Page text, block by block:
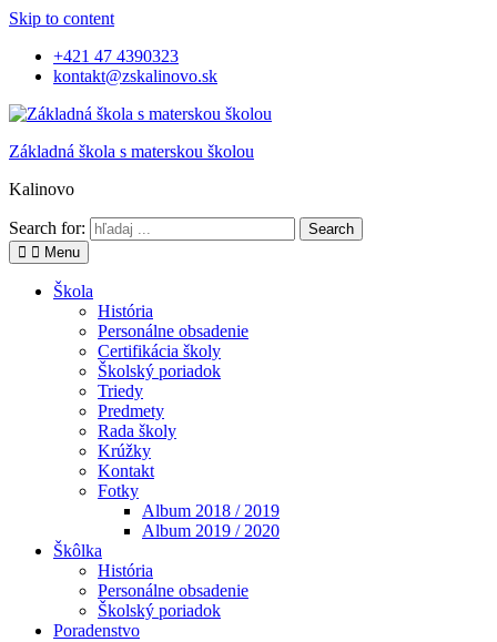
Skip to content
+421 47 4390323
kontakt@zskalinovo.sk
Základná škola s materskou školou
Kalinovo
Search for:
Menu
Škola
História
Personálne obsadenie
Certifikácia školy
Školský poriadok
Triedy
Predmety
Rada školy
Krúžky
Kontakt
Fotky
Album 2018 / 2019
Album 2019 / 2020
Škôlka
História
Personálne obsadenie
Školský poriadok
Poradenstvo